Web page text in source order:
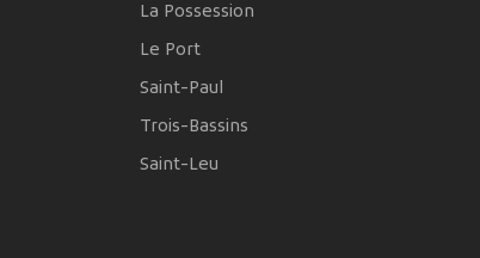
La Possession
Le Port
Saint-Paul
Trois-Bassins
Saint-Leu